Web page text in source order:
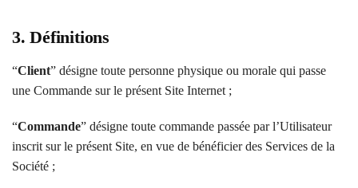
3. Définitions
“Client” désigne toute personne physique ou morale qui passe
une Commande sur le présent Site Internet ;
“Commande” désigne toute commande passée par l’Utilisateur
inscrit sur le présent Site, en vue de bénéficier des Services de la
Société ;